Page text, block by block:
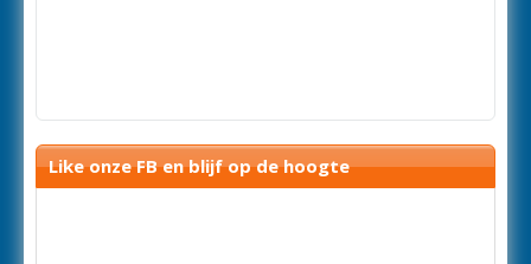
Like onze FB en blijf op de hoogte